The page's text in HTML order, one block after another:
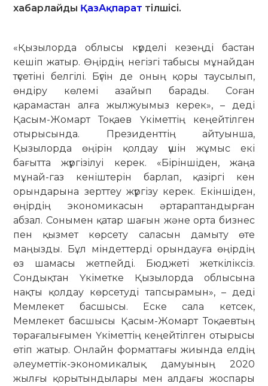
хабарлайды ҚазАқпарат тілшісі.
«Қызылорда облысы күрделі кезеңді бастан
кешіп жатыр. Өңірдің негізгі табысы мұнайдан
түсетіні белгілі. Бүгін де оның қоры таусылып,
өндіру көлемі азайып барады. Соған
қарамастан алға жылжуымыз керек», – деді
Қасым-Жомарт Тоқаев Үкіметтің кеңейтілген
отырысында. Президенттің айтуынша,
Қызылорда өңірін қолдау үшін жұмыс екі
бағытта жүргізілуі керек. «Біріншіден, жаңа
мұнай-газ кеніштерін барлап, қазіргі кен
орындарына зерттеу жүргізу керек. Екіншіден,
өңірдің экономикасын әртараптандырған
абзал. Сонымен қатар шағын және орта бизнес
пен қызмет көрсету саласын дамыту өте
маңызды. Бұл міндеттерді орындауға өңірдің
өз шамасы жетпейді. Бюджеті жеткіліксіз.
Сондықтан Үкіметке Қызылорда облысына
нақты қолдау көрсетуді тапсырамын», – деді
Мемлекет басшысы. Еске сала кетсек,
Мемлекет басшысы Қасым-Жомарт Тоқаевтың
төрағалығымен Үкіметтің кеңейтілген отырысы
өтіп жатыр. Онлайн форматтағы жиында елдің
әлеуметтік-экономикалық дамуының 2020
жылғы қорытындылары мен алдағы жоспары